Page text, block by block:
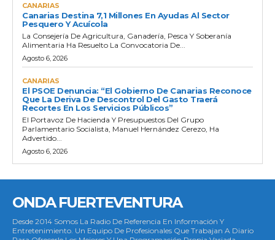
CANARIAS
Canarias Destina 7,1 Millones En Ayudas Al Sector
Pesquero Y Acuícola
La Consejería De Agricultura, Ganadería, Pesca Y Soberanía
Alimentaria Ha Resuelto La Convocatoria De...
Agosto 6, 2026
CANARIAS
El PSOE Denuncia: “El Gobierno De Canarias Reconoce
Que La Deriva De Descontrol Del Gasto Traerá
Recortes En Los Servicios Públicos”
El Portavoz De Hacienda Y Presupuestos Del Grupo
Parlamentario Socialista, Manuel Hernández Cerezo, Ha
Advertido...
Agosto 6, 2026
ONDA FUERTEVENTURA
Desde 2014 Somos La Radio De Referencia En Información Y
Entretenimiento. Un Equipo De Profesionales Que Trabajan A Diario